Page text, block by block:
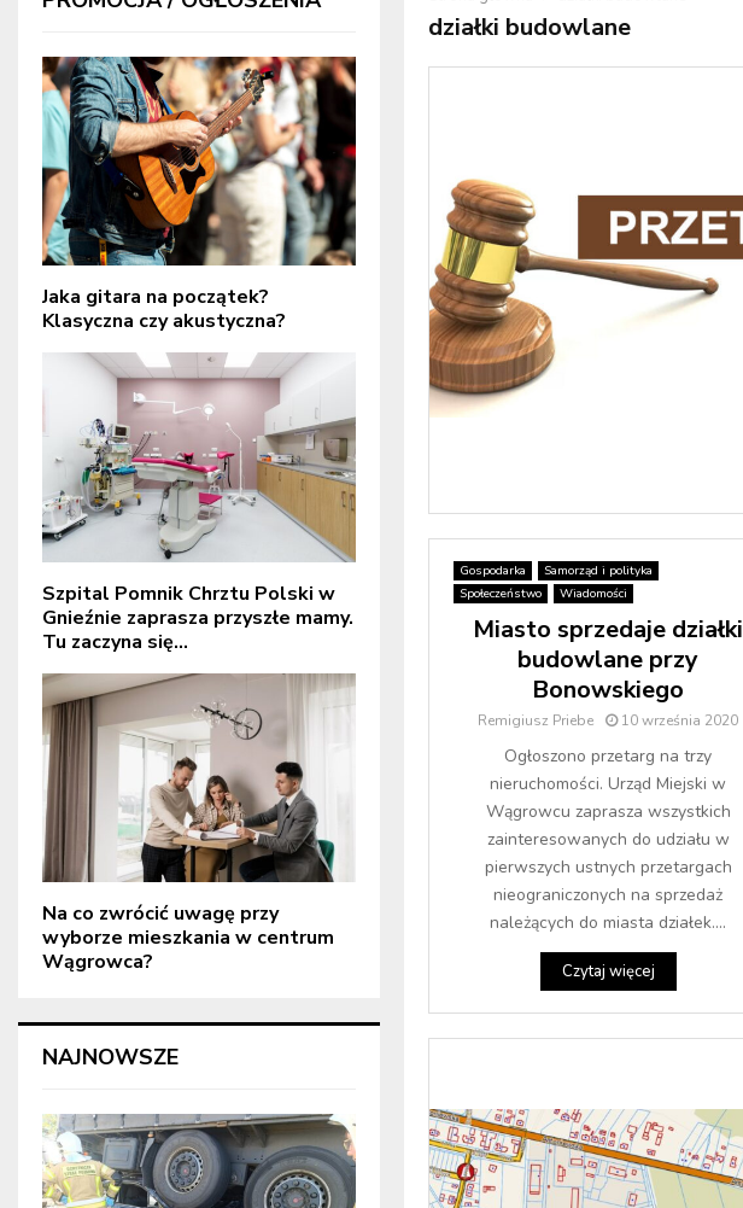
działki budowlane
Gospodarka
Samorząd i polityka
Społeczeństwo
Wiadomości
Miasto sprzedaje działki
budowlane przy
Bonowskiego
Remigiusz Priebe 10 września 2020
Ogłoszono przetarg na trzy
nieruchomości. Urząd Miejski w
Wągrowcu zaprasza wszystkich
zainteresowanych do udziału w
pierwszych ustnych przetargach
nieograniczonych na sprzedaż
należących do miasta działek....
Czytaj więcej
Jaka gitara na początek?
Klasyczna czy akustyczna?
Szpital Pomnik Chrztu Polski w
Gnieźnie zaprasza przyszłe mamy.
Tu zaczyna się...
Na co zwrócić uwagę przy
wyborze mieszkania w centrum
Wągrowca?
NAJNOWSZE